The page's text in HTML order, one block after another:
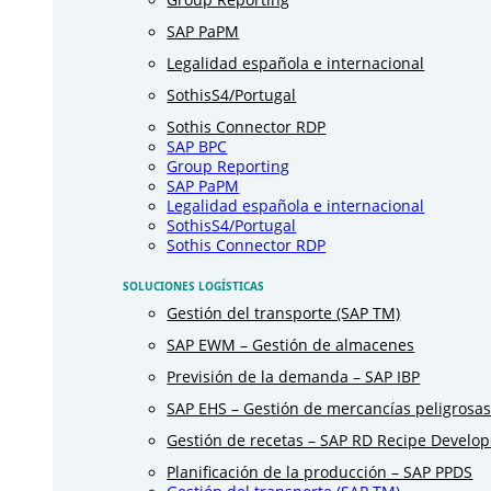
SAP PaPM
Legalidad española e internacional
SothisS4/Portugal
Sothis Connector RDP
SAP BPC
Group Reporting
SAP PaPM
Legalidad española e internacional
SothisS4/Portugal
Sothis Connector RDP
SOLUCIONES LOGÍSTICAS
Gestión del transporte (SAP TM)
SAP EWM – Gestión de almacenes
Previsión de la demanda – SAP IBP
SAP EHS – Gestión de mercancías peligrosas
Gestión de recetas – SAP RD Recipe
Planificación de la producción – SAP PPDS